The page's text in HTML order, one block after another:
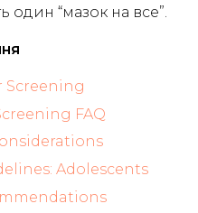
один “мазок на все”.
Screening
FAQ
Adolescents